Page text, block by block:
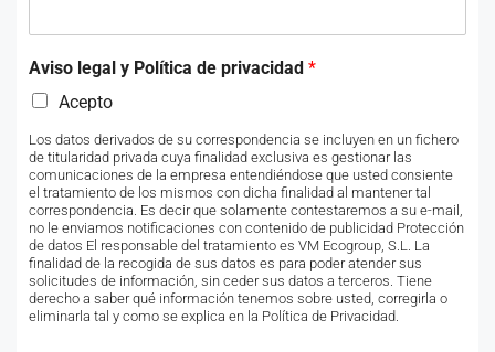
Aviso legal y Política de privacidad *
Acepto
Los datos derivados de su correspondencia se incluyen en un fichero
de titularidad privada cuya finalidad exclusiva es gestionar las
comunicaciones de la empresa entendiéndose que usted consiente
el tratamiento de los mismos con dicha finalidad al mantener tal
correspondencia. Es decir que solamente contestaremos a su e-mail,
no le enviamos notificaciones con contenido de publicidad Protección
de datos El responsable del tratamiento es VM Ecogroup, S.L. La
finalidad de la recogida de sus datos es para poder atender sus
solicitudes de información, sin ceder sus datos a terceros. Tiene
derecho a saber qué información tenemos sobre usted, corregirla o
eliminarla tal y como se explica en la Política de Privacidad.